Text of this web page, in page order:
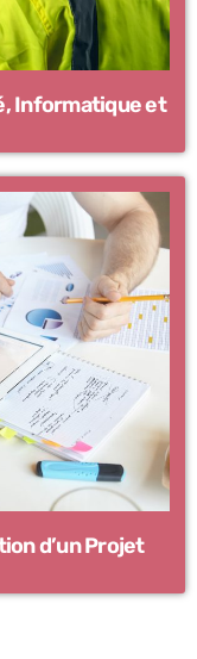
Informatique et
d’un Projet